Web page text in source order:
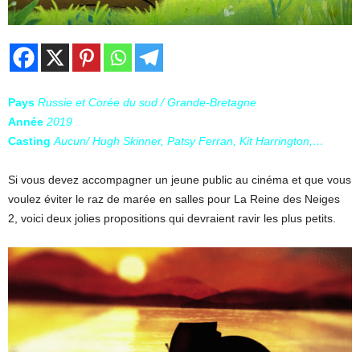
Pays Russie et Corée du sud / Grande-Bretagne
Année 2019
Casting Aucun/ Hugh Skinner, Patsy Ferran, Kit Harrington,…
Si vous devez accompagner un jeune public au cinéma et que vous
voulez éviter le raz de marée en salles pour La Reine des Neiges
2, voici deux jolies propositions qui devraient ravir les plus petits.